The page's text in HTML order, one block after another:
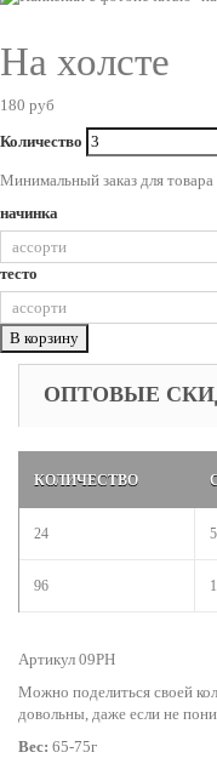
На холсте
180 руб
Количество
Минимальный заказ для товара
начинка
тесто
В корзину
ОПТОВЫЕ
КОЛИЧЕСТВО
24
96
Артикул 09PH
Можно поделиться своей
довольны, даже если не
Вес: 65-75г